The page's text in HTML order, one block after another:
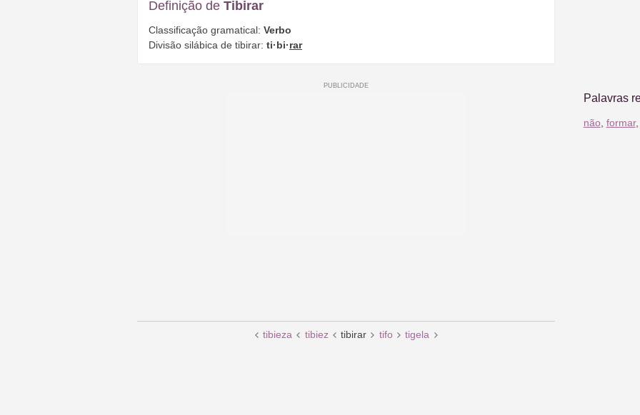
Definição de Tibirar
Classificação gramatical: Verbo
Divisão silábica de tibirar: ti·bi·rar
tibieza tibiez tibirar tifo tigela
Palavras
não, formar,